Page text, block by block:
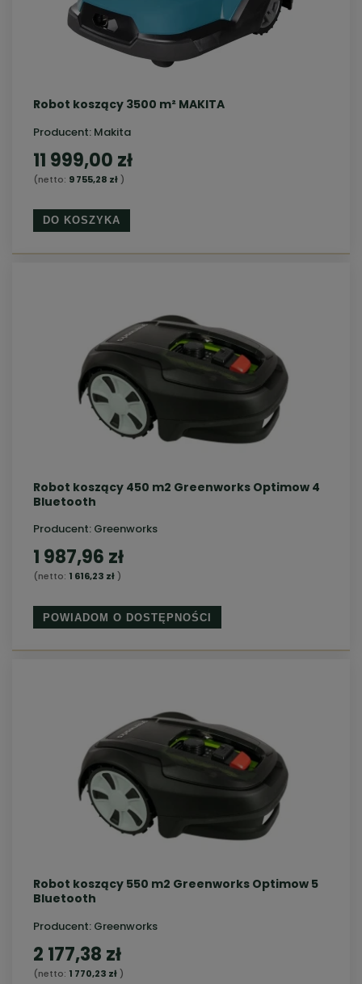
Robot koszący 3500 m² MAKITA
Producent: Makita
11 999,00 zł
(netto: 9 755,28 zł)
DO KOSZYKA
Robot koszący 450 m2 Greenworks Optimow 4
Bluetooth
Producent: Greenworks
1 987,96 zł
(netto: 1 616,23 zł)
POWIADOM O DOSTĘPNOŚCI
Robot koszący 550 m2 Greenworks Optimow 5
Bluetooth
Producent: Greenworks
2 177,38 zł
(netto: 1 770,23 zł)